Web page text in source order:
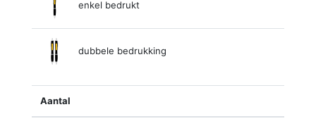
enkel bedrukt
dubbele bedrukking
Aantal